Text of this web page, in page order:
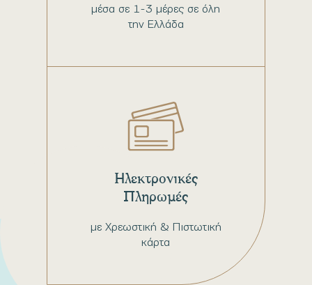
μέσα σε 1-3 μέρες σε όλη
την Ελλάδα
με Χρεωστική & Πιστωτική
κάρτα
Ηλεκτρονικές
Πληρωμές